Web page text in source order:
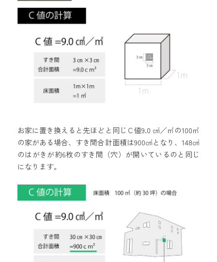
お家に置き換えると先ほどと同じＣ値9.0 ㎠／㎡の100㎡
の家がある場合、すき間合計面積は900㎠となり、148㎠
のはがきが約6枚のすき間（穴）が開いているのと同じ
になります。